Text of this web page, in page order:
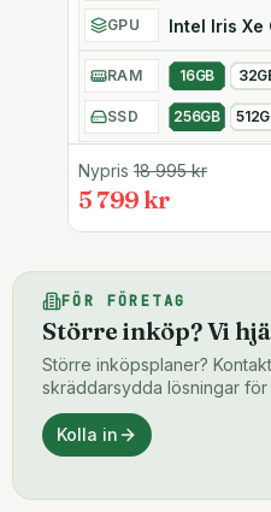
- 720p HD-
- Pekplatta med
- Plats för
- Dell
GPU Intel Iris Xe
RAM 16GB
SSD 256GB
Nypris 18 995kr
5 799 kr
FÖR FÖRETAG
Större inköp? Vi
Större inköpsplaner?
skräddarsydda lösningar för
Kolla in